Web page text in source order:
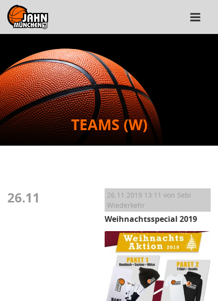
TEAMS (W)
26.11 26.11.2019 13:11 von Sebi
Wiederkehr
Weihnachtsspecial 2019